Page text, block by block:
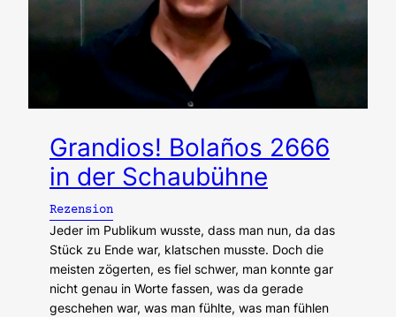
Grandios! Bolaños 2666
in der Schaubühne
Rezension
Jeder im Publikum wusste, dass man nun, da das
Stück zu Ende war, klatschen musste. Doch die
meisten zögerten, es fiel schwer, man konnte gar
nicht genau in Worte fassen, was da gerade
geschehen war, was man fühlte, was man fühlen